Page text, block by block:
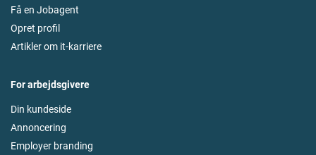
Få en Jobagent
Opret profil
Artikler om it-karriere
For arbejdsgivere
Din kundeside
Annoncering
Employer branding